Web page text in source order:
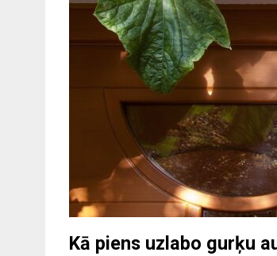
Kā piens uzlabo gurķu